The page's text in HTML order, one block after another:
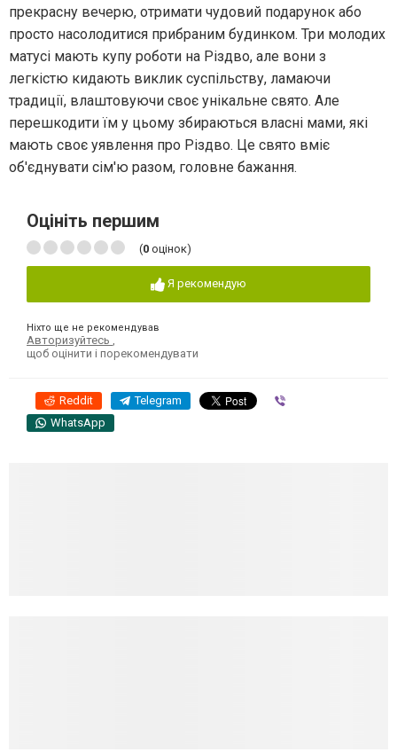
прекрасну вечерю, отримати чудовий подарунок або
просто насолодитися прибраним будинком. Три молодих
матусі мають купу роботи на Різдво, але вони з
легкістю кидають виклик суспільству, ламаючи
традиції, влаштовуючи своє унікальне свято. Але
перешкодити їм у цьому збираються власні мами, які
мають своє уявлення про Різдво. Це свято вміє
об'єднувати сім'ю разом, головне бажання.
Оцініть першим
(0 оцінок)
Я рекомендую
Ніхто ще не рекомендував
Авторизуйтесь
щоб оцінити і порекомендувати
Reddit Telegram
WhatsApp